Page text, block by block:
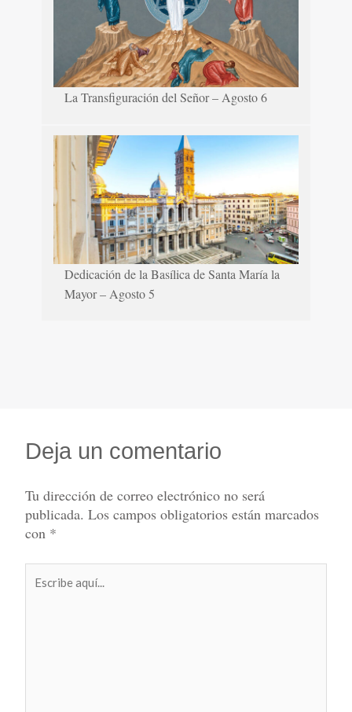
La Transfiguración del Señor – Agosto 6
Dedicación de la Basílica de Santa María la
Mayor – Agosto 5
Deja un comentario
Tu dirección de correo electrónico no será
publicada. Los campos obligatorios están marcados
con *
aquí...